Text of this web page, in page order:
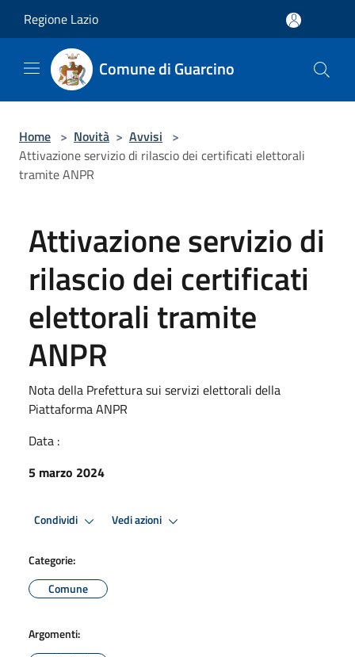
Regione Lazio
Comune di Guarcino
Home > Novità > Avvisi >
Attivazione servizio di rilascio dei certificati elettorali
tramite ANPR
Attivazione servizio di
rilascio dei certificati
elettorali tramite
ANPR
Nota della Prefettura sui servizi elettorali della
Piattaforma ANPR
Data :
5 marzo 2024
Condividi Vedi azioni
Categorie:
Comune
Argomenti: